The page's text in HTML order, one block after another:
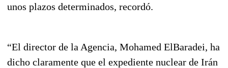
unos plazos determinados, recordó.
“El director de la Agencia, Mohamed ElBaradei, ha
dicho claramente que el expediente nuclear de Irán